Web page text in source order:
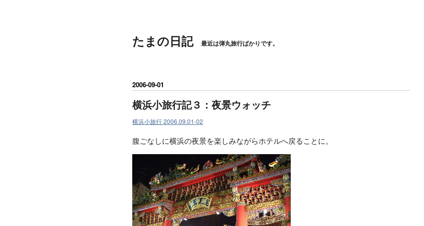
たまの日記 最近は弾丸旅行ばかりです。
2006-09-01
横浜小旅行記３：夜景ウォッチ
横浜小旅行 2006.09.01-02
腹ごなしに横浜の夜景を楽しみながらホテルへ戻ることに。